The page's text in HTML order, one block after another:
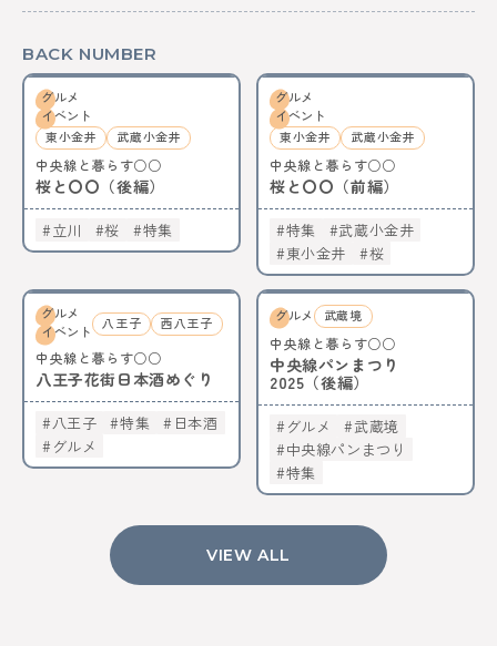
BACK NUMBER
グルメ
イベント
東小金井
武蔵小金井
中央線と暮らす○○
桜と〇〇（後編）
立川 桜 特集
グルメ
イベント
東小金井
武蔵小金井
中央線と暮らす○○
桜と〇〇（前編）
特集
武蔵小金井
東小金井
桜
グルメ
イベント
八王子 西八王子
中央線と暮らす○○
八王子花街日本酒めぐり
八王子 特集
日本酒
グルメ
グルメ 武蔵境
中央線と暮らす○○
中央線パンまつり
2025（後編）
グルメ
武蔵境
中央線パンまつり
特集
VIEW ALL